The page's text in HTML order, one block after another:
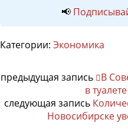
📢
Категории: Экономика
предыдущая запись
В
в
следующая запись
Новосибирске